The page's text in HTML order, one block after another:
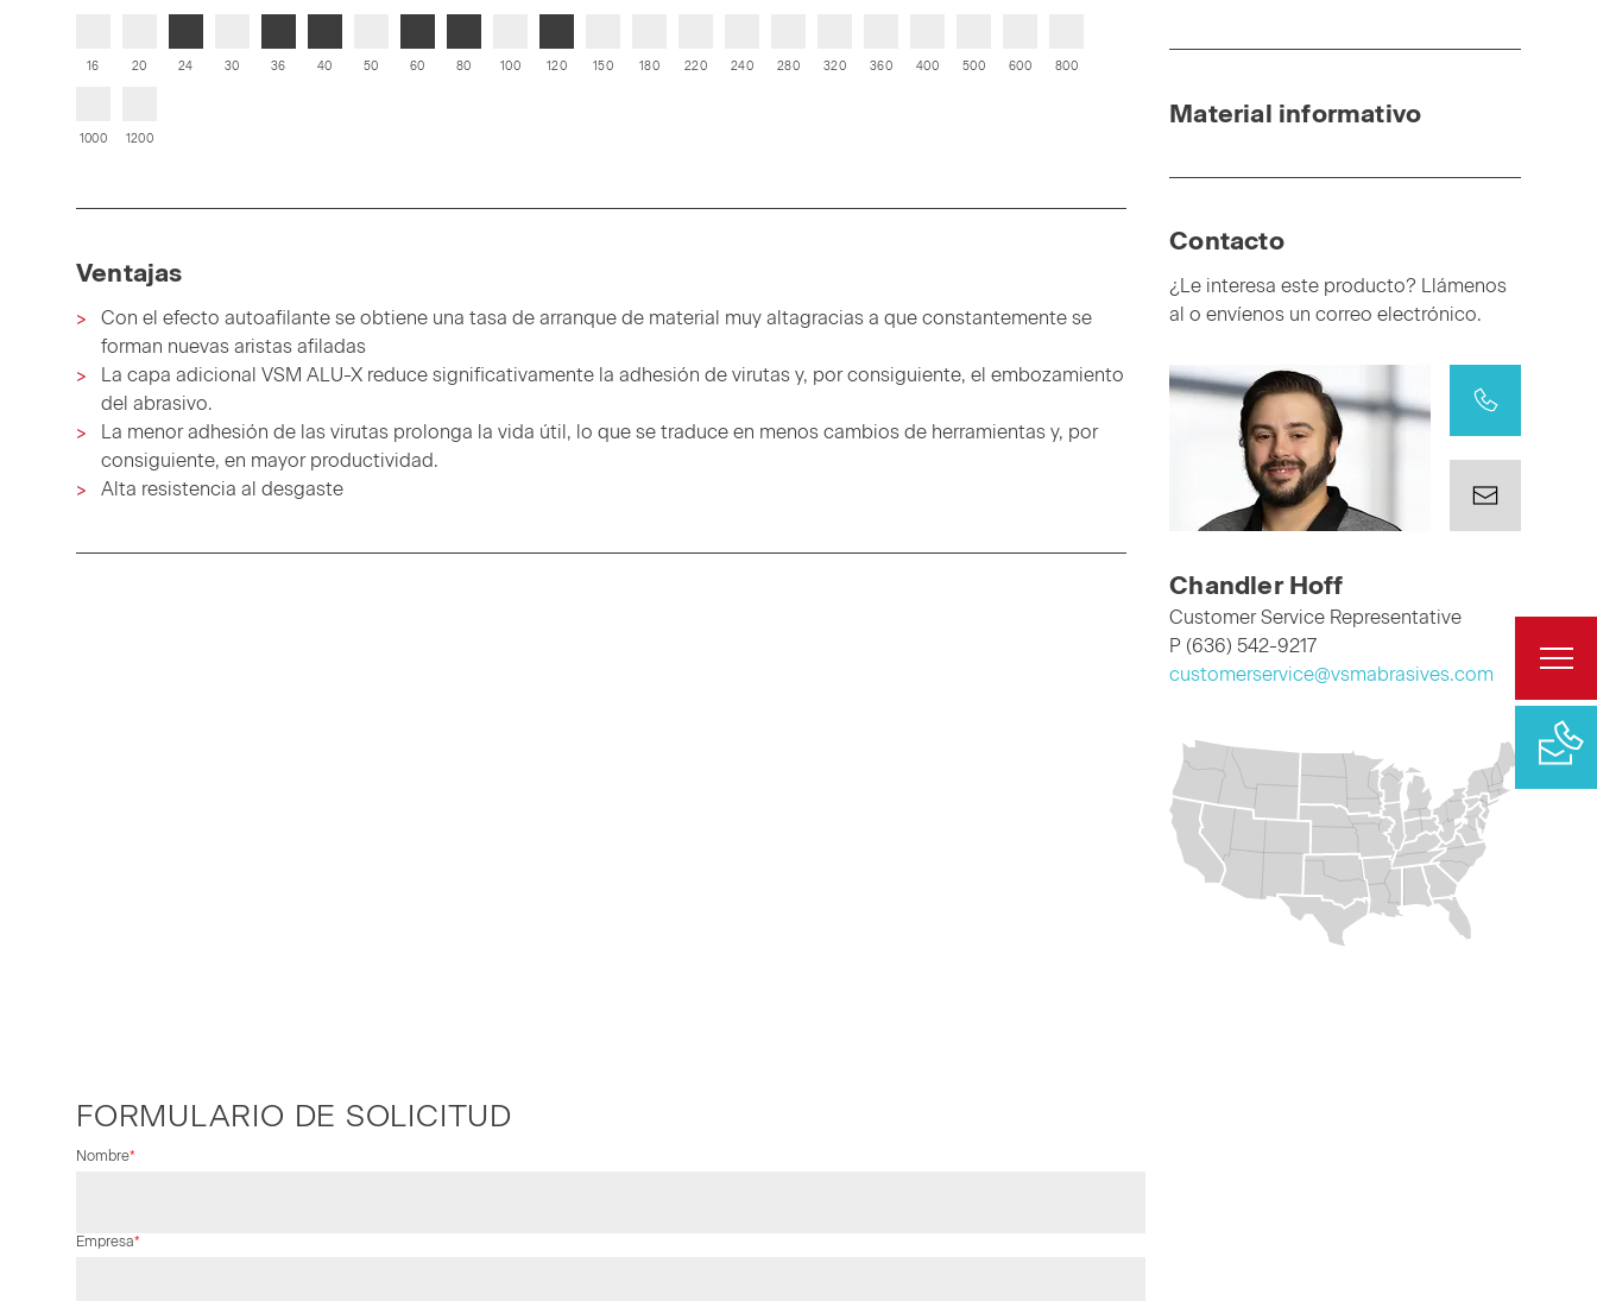
16 20 24 30 36 40 50 60 80 100 120 150 180 220 240 280 320 360 400 500 600 800
1000 1200
Ventajas
Con el efecto autoafilante se obtiene una tasa de arranque de material muy altagracias a que constantemente se
forman nuevas aristas afiladas
La capa adicional VSM ALU-X reduce significativamente la adhesión de virutas y, por consiguiente, el embozamiento
del abrasivo.
La menor adhesión de las virutas prolonga la vida útil, lo que se traduce en menos cambios de herramientas y, por
consiguiente, en mayor productividad.
Alta resistencia al desgaste
Material informativo
Contacto
¿Le interesa este producto? Llámenos
al o envíenos un correo electrónico.
Chandler Hoff
Customer Service Representative
P (636) 542-9217
customerservice@vsmabrasives.com
FORMULARIO DE SOLICITUD
Campo
Nombre*
Campo
Empresa*